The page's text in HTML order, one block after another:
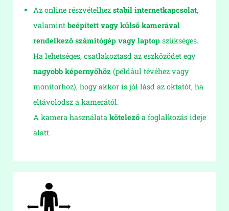
Az online részvételhez stabil internetkapcsolat,
valamintbeépített vagy külső kamerával
rendelkező számítógép vagy laptop szükséges.
Ha lehetséges, csatlakoztasd az eszközödet egy
nagyobb képernyőhöz (például tévéhez vagy
monitorhoz), hogy akkor is jól lásd az oktatót, ha
eltávolodsz a kamerától.
A kamera használata kötelező a foglalkozás ideje
alatt.